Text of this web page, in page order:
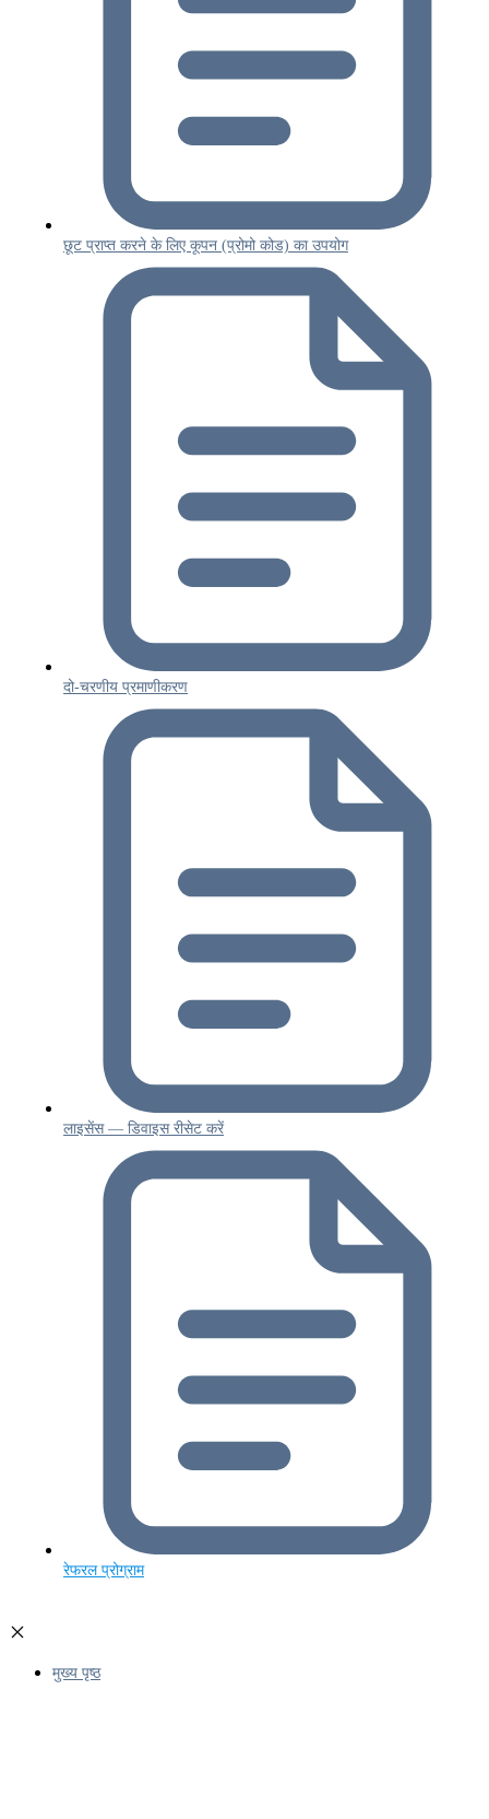
छूट प्राप्त करने के लिए कूपन (प्रोमो कोड) का उपयोग
दो-चरणीय प्रमाणीकरण
लाइसेंस — डिवाइस रीसेट करें
रेफरल प्रोग्राम
मुख्य पृष्ठ